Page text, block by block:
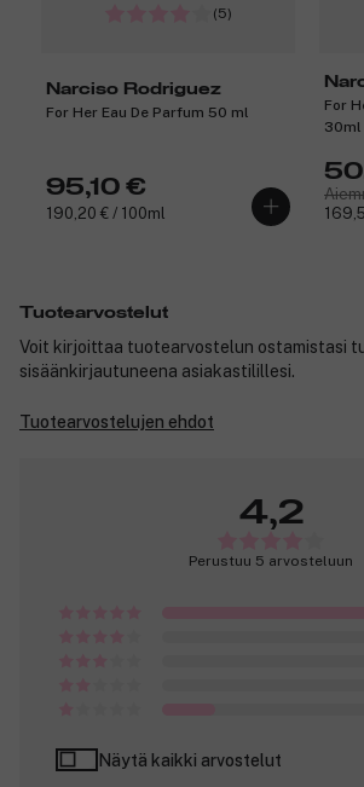
(5)
Narciso Rodriguez
For Her Eau De Parfum 50 ml
95,10 €
190,20 € / 100ml
For
30ml
Tuotearvostelut
Voit kirjoittaa tuotearvostelun ostamistasi
sisäänkirjautuneena asiakastilillesi.
Tuotearvostelujen ehdot
4,2
Perustuu 5 arvosteluun
Näytä kaikki arvostelut